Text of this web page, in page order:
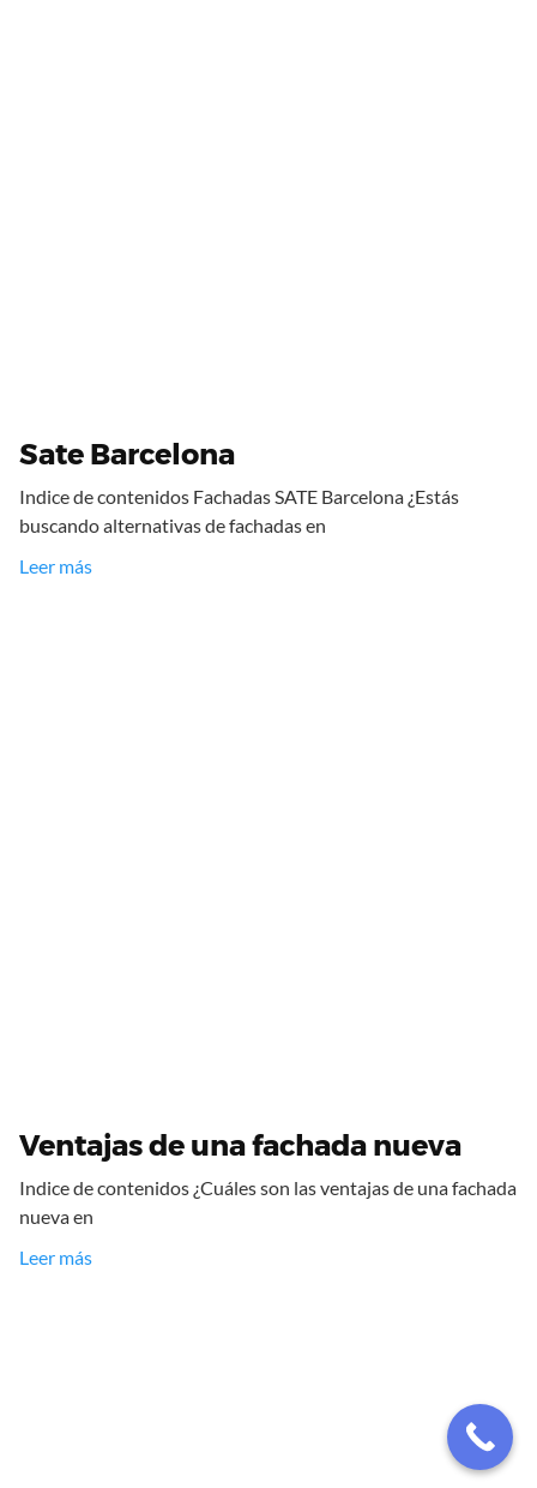
Sate Barcelona
Indice de contenidos Fachadas SATE Barcelona ¿Estás
buscando alternativas de fachadas en
Leer más
Ventajas de una fachada nueva
Indice de contenidos ¿Cuáles son las ventajas de una fachada
nueva en
Leer más